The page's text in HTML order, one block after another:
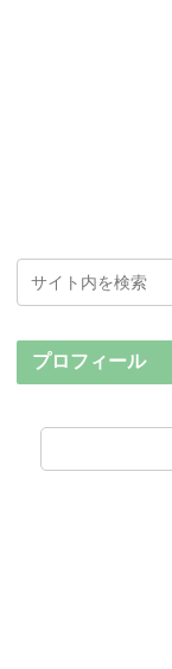
プロフィール